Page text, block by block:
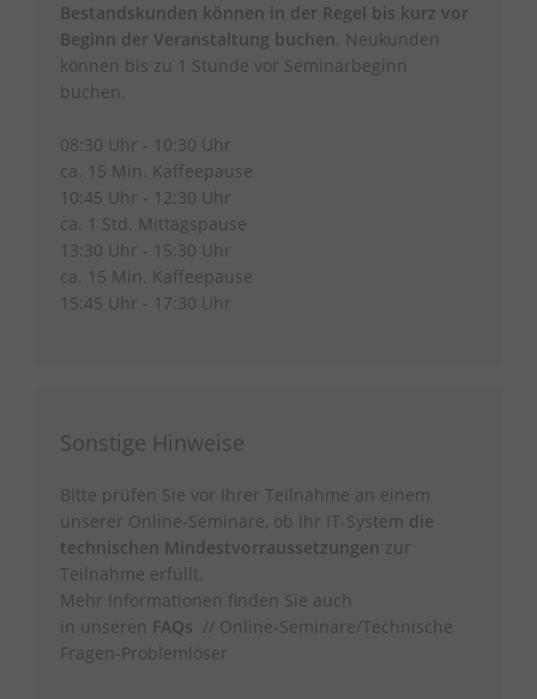
Bestandskunden können in der Regel bis kurz vor
Beginn der Veranstaltung buchen. Neukunden
können bis zu 1 Stunde vor Seminarbeginn
buchen.
08:30 Uhr - 10:30 Uhr
ca. 15 Min. Kaffeepause
10:45 Uhr - 12:30 Uhr
ca. 1 Std. Mittagspause
13:30 Uhr - 15:30 Uhr
ca. 15 Min. Kaffeepause
15:45 Uhr - 17:30 Uhr
Sonstige Hinweise
Bitte prüfen Sie vor Ihrer Teilnahme an einem
unserer Online-Seminare, ob Ihr IT-System die
technischen Mindestvorraussetzungen zur
Teilnahme erfüllt.
Mehr Informationen finden Sie auch
in unseren FAQs // Online-Seminare/Technische
Fragen-Problemlöser